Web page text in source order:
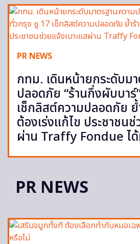
PR NEWS
กทม. เดินหน้ายกระดับม
ปลอดภัย “ร้านกึ่งผับบา
เช็กลิสต์ความปลอดภัย
ต้องเร่งแก้ไข ประชาชนช่
ผ่าน Traffy Fondue ไ
PR NEWS